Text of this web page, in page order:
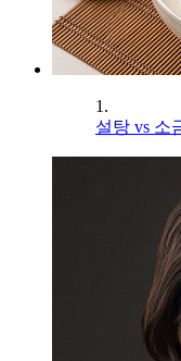
1.
설탕 vs 소